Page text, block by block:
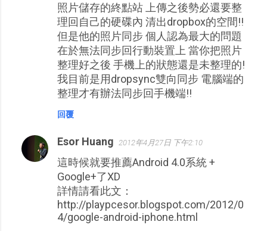
照片儲存的終點站 上傳之後勢必還要整
理回自己的硬碟內 清出dropbox的空間!!
但是他的照片同步 個人認為最大的問題
在於無法同步回行動裝置上 當你把照片
整理好之後 手機上的狀態還是未整理的!
我目前是用dropsync雙向同步 電腦端的
整理才有辦法同步回手機端!!
回覆
Esor Huang 2012年4月27日 下午2:10
這時候就要推薦Android 4.0系統 +
Google+了XD
詳情請看此文：
http://playpcesor.blogspot.com/2012/0
4/google-android-iphone.html